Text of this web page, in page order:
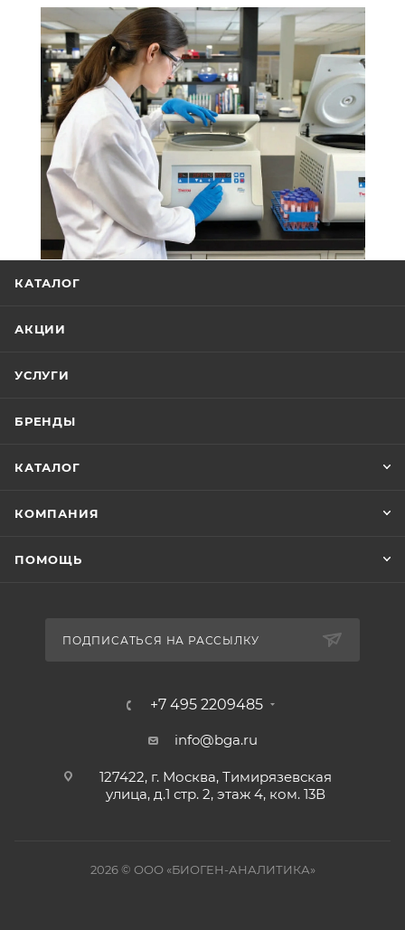
КАТАЛОГ
АКЦИИ
УСЛУГИ
БРЕНДЫ
КАТАЛОГ
КОМПАНИЯ
ПОМОЩЬ
ПОДПИСАТЬСЯ НА РАССЫЛКУ
+7 495 2209485
info@bga.ru
127422, г. Москва, Тимирязевская
улица, д.1 стр. 2, этаж 4, ком. 13В
2026 © ООО «БИОГЕН-АНАЛИТИКА»